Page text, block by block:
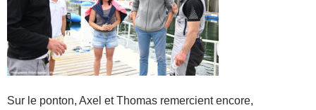
Sur le ponton, Axel et Thomas remercient encore,